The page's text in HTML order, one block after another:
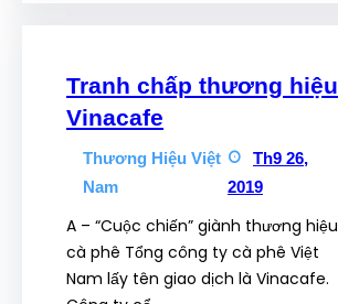
Tranh chấp thương hiệu
Vinacafe
Thương Hiệu Việt
Nam
Th9 26,
2019
A – “Cuộc chiến” giành thương hiệu
cà phê Tổng công ty cà phê Việt
Nam lấy tên giao dịch là Vinacafe.